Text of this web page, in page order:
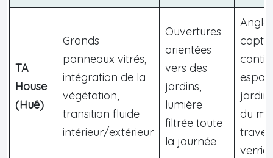
TA
House
(Huê)
Grands
panneaux vitrés,
intégration de la
végétation,
transition fluide
intérieur/extérieur
Ouvertures
orientées
vers des
jardins,
lumière
filtrée toute
la journée
Angle
du